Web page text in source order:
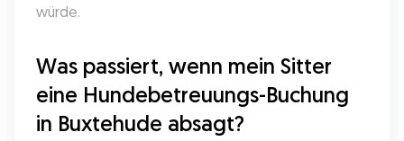
würde.
Was passiert, wenn mein Sitter
eine Hundebetreuungs-Buchung
in Buxtehude absagt?